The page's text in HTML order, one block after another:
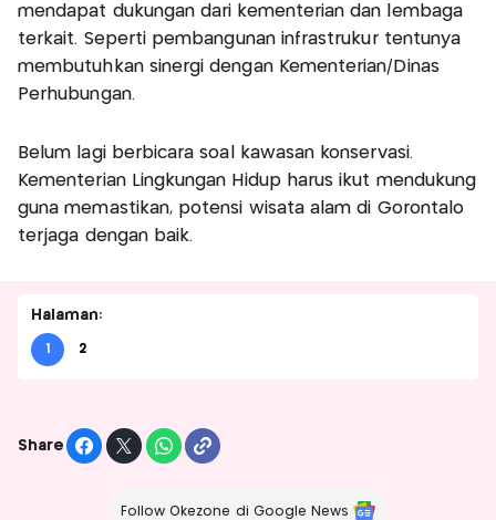
mendapat dukungan dari kementerian dan lembaga
terkait. Seperti pembangunan infrastrukur tentunya
membutuhkan sinergi dengan Kementerian/Dinas
Perhubungan.
Belum lagi berbicara soal kawasan konservasi.
Kementerian Lingkungan Hidup harus ikut mendukung
guna memastikan, potensi wisata alam di Gorontalo
terjaga dengan baik.
Halaman:
1 2
Share
Follow Okezone di Google News